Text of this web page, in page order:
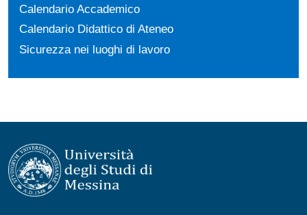
Calendario Accademico
Calendario Didattico di Ateneo
Sicurezza nei luoghi di lavoro